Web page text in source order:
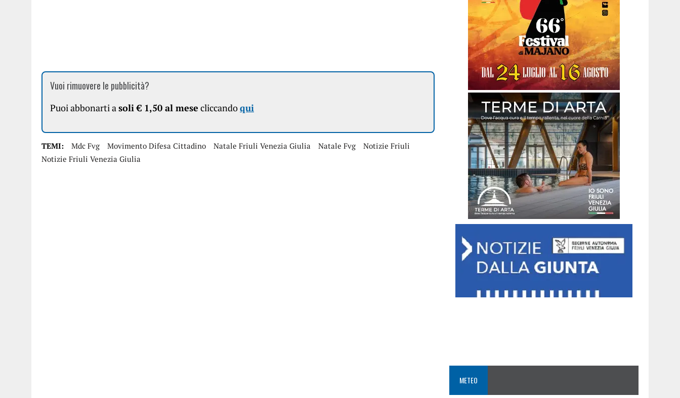
Vuoi rimuovere le pubblicità?
Puoi abbonarti asoli € 1,50 al mese cliccandoqui
TEMI: Mdc Fvg Movimento Difesa Cittadino Natale Friuli Venezia Giulia Natale Fvg
Notizie Friuli
Notizie Friuli Venezia Giulia
METEO